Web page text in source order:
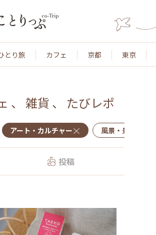
とり旅 カフェ 京都 東京
、 雑貨 、 たびレポ
アート・カルチャー 風景・景色
投稿